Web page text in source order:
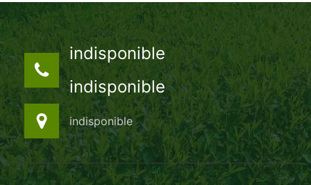
indisponible
indisponible
indisponible